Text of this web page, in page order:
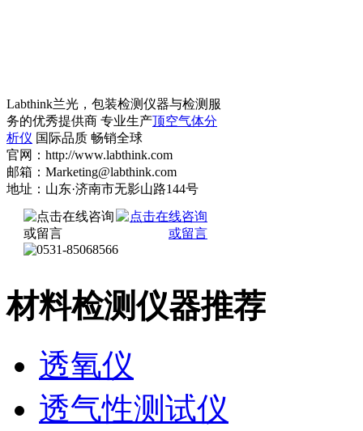
Labthink兰光，包装检测仪器与检测服
务的优秀提供商 专业生产顶空气体分
析仪 国际品质 畅销全球
官网：http://www.labthink.com
邮箱：Marketing@labthink.com
地址：山东·济南市无影山路144号
材料检测仪器推荐
透氧仪
透气性测试仪